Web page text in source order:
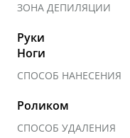
ЗОНА ДЕПИЛЯЦИИ
Руки
Ноги
СПОСОБ НАНЕСЕНИЯ
Роликом
СПОСОБ УДАЛЕНИЯ